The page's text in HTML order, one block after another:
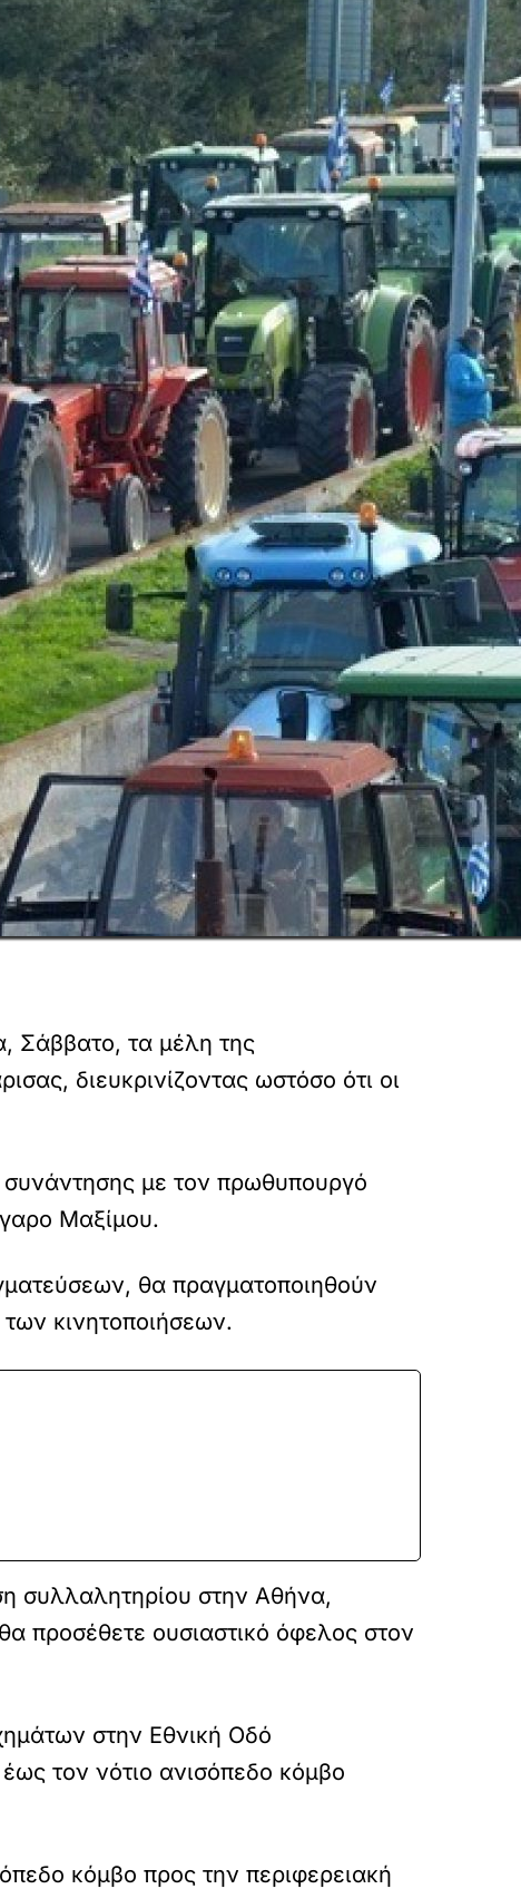
Σάββατο, τα μέλη της
διευκρινίζοντας ωστόσο ότι οι
με τον πρωθυπουργό
Μαξίμου.
θα πραγματοποιηθούν
κινητοποιήσεων.
συλλαλητηρίου στην Αθήνα,
προσέθετε ουσιαστικό όφελος στον
στην Εθνική Οδό
τον νότιο ανισόπεδο κόμβο
κόμβο προς την περιφερειακή